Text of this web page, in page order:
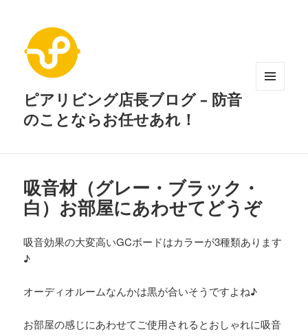
ピアリビング店長ブログ – 防音
のことならお任せあれ！
吸音材（グレー・ブラック・
白）お部屋にあわせてどうぞ
吸音効果の大変高いGCボードはカラーが3種類あります
♪
オーディオルームなんかは黒が合いそうですよね♪
お部屋の感じにあわせてご使用されるとおしゃれに吸音